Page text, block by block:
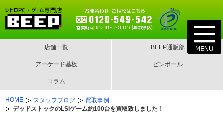
店舗一覧 BEEP通販部
アーケード基板 ピンボール
コラム
HOME スタッフブログ
買取事例
デッドストックのLSIゲーム約100台を買取致しました！